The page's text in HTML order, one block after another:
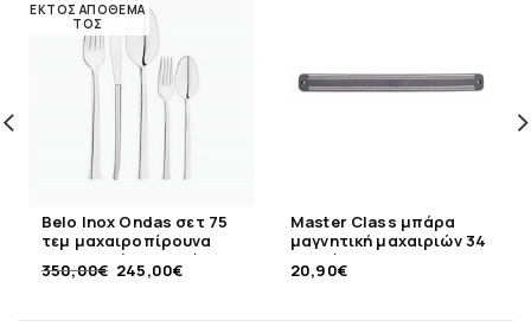
ΕΚΤΌΣ ΑΠΟΘΈΜΑ
ΤΟΣ
Belo Inox Ondas σετ 75
τεμ μαχαιροπίρουνα
18/10 σε ξύλινη βαλίτσα
350,00€ 245,00€
Master Class μπάρα
μαγνητική μαχαιριών 34
εκ τοίχου
20,90€